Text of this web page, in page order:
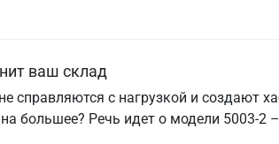
ваш склад
справляются с нагрузкой и создают
большее? Речь идет о модели 5003-2